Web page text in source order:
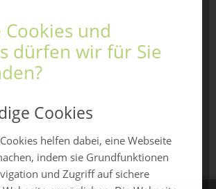
Cookies und
dürfen wir für Sie
Cookies
helfen dabei, eine Webseite
indem sie Grundfunktionen
und Zugriff auf sichere